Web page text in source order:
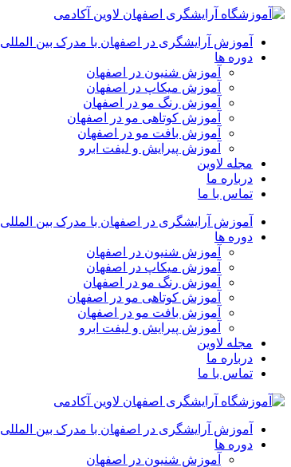
آموزش آرایشگری در اصفهان با مدرک بین المللی
دوره ها
آموزش شنیون در اصفهان
آموزش میکاپ در اصفهان
آموزش رنگ مو در اصفهان
آموزش کوتاهی مو در اصفهان
آموزش بافت مو در اصفهان
آموزش پیرایش و لیفت ابرو
مجله لاوین
درباره ما
تماس با ما
آموزش آرایشگری در اصفهان با مدرک بین المللی
دوره ها
آموزش شنیون در اصفهان
آموزش میکاپ در اصفهان
آموزش رنگ مو در اصفهان
آموزش کوتاهی مو در اصفهان
آموزش بافت مو در اصفهان
آموزش پیرایش و لیفت ابرو
مجله لاوین
درباره ما
تماس با ما
آموزش آرایشگری در اصفهان با مدرک بین المللی
دوره ها
آموزش شنیون در اصفهان